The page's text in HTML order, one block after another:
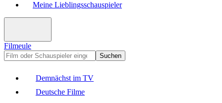
Meine Lieblingsschauspieler
Filmeule
Suchen
Demnächst im TV
Deutsche Filme